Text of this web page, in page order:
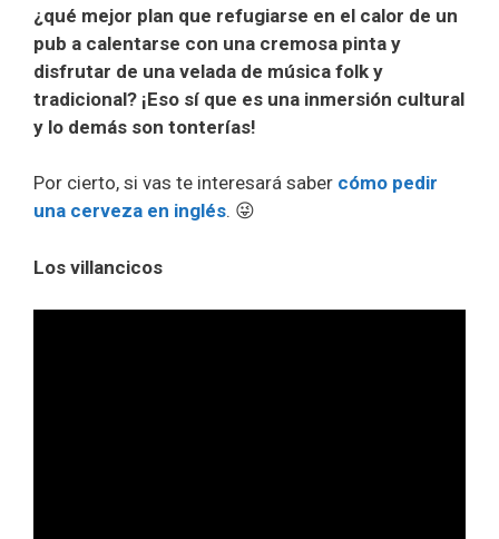
¿qué mejor plan que refugiarse en el calor de un
pub a calentarse con una cremosa pinta y
disfrutar de una velada de música folk y
tradicional? ¡Eso sí que es una inmersión cultural
y lo demás son tonterías!
Por cierto, si vas te interesará saber cómo pedir
una cerveza en inglés. 😜
Los villancicos